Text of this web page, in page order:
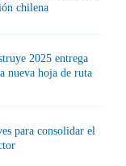
chilena
2025 entrega
nueva hoja de ruta
para consolidar el